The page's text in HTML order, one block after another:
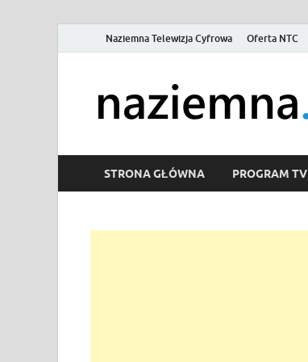
Naziemna Telewizja Cyfrowa Oferta NTC
STRONA GŁÓWNA PROGRAM TV